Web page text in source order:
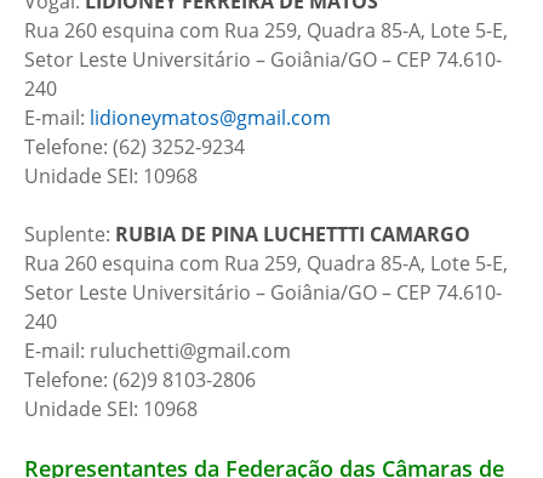
Rua 260 esquina com Rua 259, Quadra 85-A, Lote 5-E,
Setor Leste Universitário – Goiânia/GO – CEP 74.610-
240
E-mail: lidioneymatos@gmail.com
Telefone: (62) 3252-9234
Unidade SEI: 10968
Suplente: RUBIA DE PINA LUCHETTTI CAMARGO
Rua 260 esquina com Rua 259, Quadra 85-A, Lote 5-E,
Setor Leste Universitário – Goiânia/GO – CEP 74.610-
240
E-mail: ruluchetti@gmail.com
Telefone: (62)9 8103-2806
Unidade SEI: 10968
Representantes da Federação das Câmaras de